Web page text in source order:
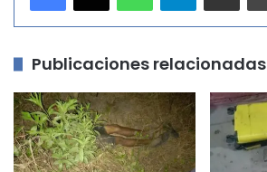
Publicaciones relacionadas